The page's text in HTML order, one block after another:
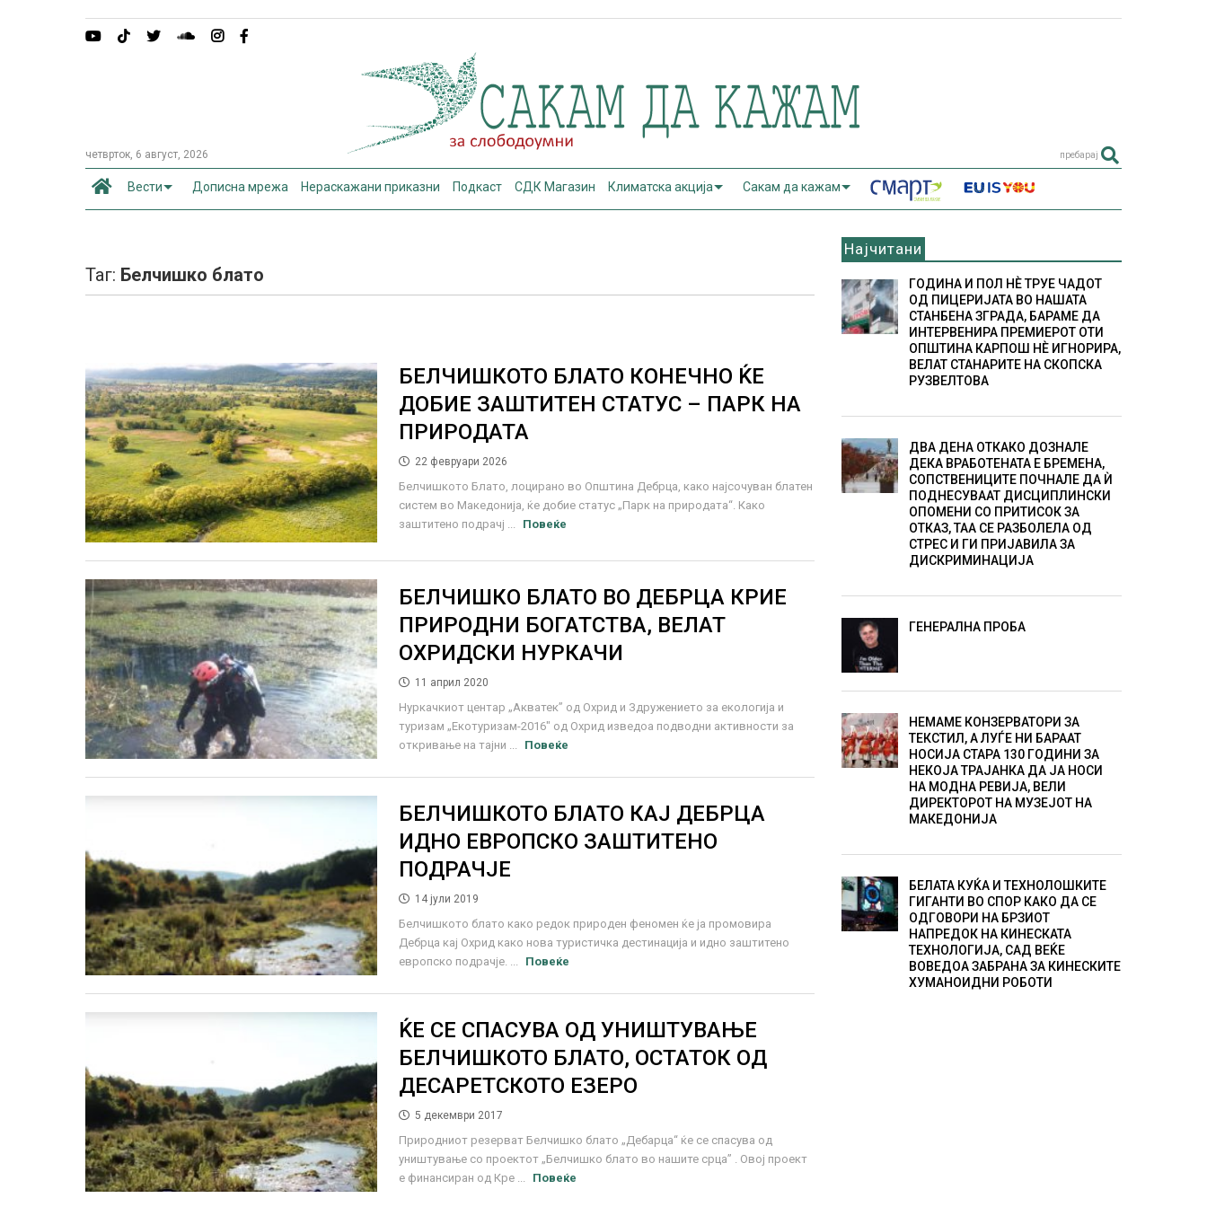
четврток, 6 август, 2026 пребарај
Вести Дописна мрежа Нераскажани приказни Подкаст СДК Магазин Климатска акција Сакам да кажам
Таг: Белчишко блато
БЕЛЧИШКОТО БЛАТО КОНЕЧНО ЌЕ
ДОБИЕ ЗАШТИТЕН СТАТУС – ПАРК НА
ПРИРОДАТА
22 февруари 2026
Белчишкото Блато, лоцирано во Општина Дебрца, како најсочуван блатен
систем во Македонија, ќе добие статус „Парк на природата“. Како
заштитено подрачј ...
Повеќе
БЕЛЧИШКО БЛАТО ВО ДЕБРЦА КРИЕ
ПРИРОДНИ БОГАТСТВА, ВЕЛАТ
ОХРИДСКИ НУРКАЧИ
11 април 2020
Нуркачкиот центар „Акватек” од Охрид и Здружението за екологија и
туризам „Екотуризам-2016" од Охрид изведоа подводни активности за
откривање на тајни ...
Повеќе
БЕЛЧИШКОТО БЛАТО КАЈ ДЕБРЦА
ИДНО ЕВРОПСКО ЗАШТИТЕНО
ПОДРАЧЈЕ
14 јули 2019
Белчишкото блато како редок природен феномен ќе ја промовира
Дебрца кај Охрид како нова туристичка дестинација и идно заштитено
европско подрачје. ...
Повеќе
ЌЕ СЕ СПАСУВА ОД УНИШТУВАЊЕ
БЕЛЧИШКОТО БЛАТО, ОСТАТОК ОД
ДЕСАРЕТСКОТО ЕЗЕРО
5 декември 2017
Природниот резерват Белчишко блато „Дебарца“ ќе се спасува од
уништување со проектот „Белчишко блато во нашите срца” . Овој проект
е финансиран од Кре ...
Повеќе
Најчитани
ГОДИНА И ПОЛ НÈ ТРУЕ ЧАДОТ
ОД ПИЦЕРИЈАТА ВО НАШАТА
СТАНБЕНА ЗГРАДА, БАРАМЕ ДА
ИНТЕРВЕНИРА ПРЕМИЕРОТ ОТИ
ОПШТИНА КАРПОШ НÈ ИГНОРИРА,
ВЕЛАТ СТАНАРИТЕ НА СКОПСКА
РУЗВЕЛТОВА
ДВА ДЕНА ОТКАКО ДОЗНАЛЕ
ДЕКА ВРАБОТЕНАТА Е БРЕМЕНА,
СОПСТВЕНИЦИТЕ ПОЧНАЛЕ ДА Ѝ
ПОДНЕСУВААТ ДИСЦИПЛИНСКИ
ОПОМЕНИ СО ПРИТИСОК ЗА
ОТКАЗ, ТАА СЕ РАЗБОЛЕЛА ОД
СТРЕС И ГИ ПРИЈАВИЛА ЗА
ДИСКРИМИНАЦИЈА
ГЕНЕРАЛНА ПРОБА
НЕМАМЕ КОНЗЕРВАТОРИ ЗА
ТЕКСТИЛ, А ЛУЃЕ НИ БАРААТ
НОСИЈА СТАРА 130 ГОДИНИ ЗА
НЕКОЈА ТРАЈАНКА ДА ЈА НОСИ
НА МОДНА РЕВИЈА, ВЕЛИ
ДИРЕКТОРОТ НА МУЗЕЈОТ НА
МАКЕДОНИЈА
БЕЛАТА КУЌА И ТЕХНОЛОШКИТЕ
ГИГАНТИ ВО СПОР КАКО ДА СЕ
ОДГОВОРИ НА БРЗИОТ
НАПРЕДОК НА КИНЕСКАТА
ТЕХНОЛОГИЈА, САД ВЕЌЕ
ВОВЕДОА ЗАБРАНА ЗА КИНЕСКИТЕ
ХУМАНОИДНИ РОБОТИ